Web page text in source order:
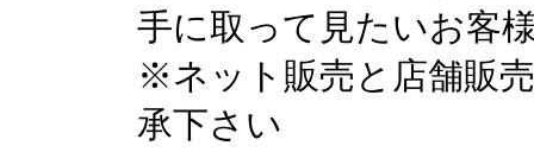
手に取って見たいお客
※ネット販売と店舗販
承下さい